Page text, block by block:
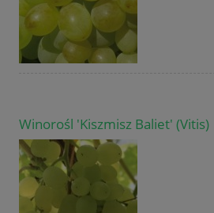
Winorośl 'Kiszmisz Baliet' (Vitis)